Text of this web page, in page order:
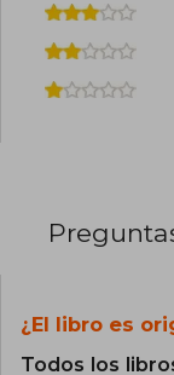
¿El libro es
Todos los